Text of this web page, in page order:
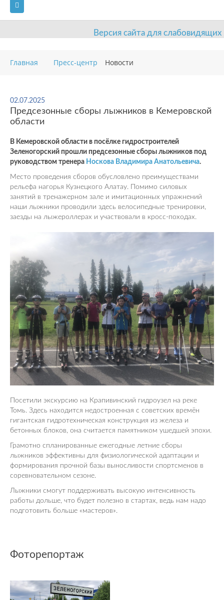
Версия сайта для слабовидящих
ГЛАВНАЯ
ВИДЫ СПОРТА
ОБЪЕКТЫ
ОЦЕНКА КАЧЕСТВА ОБРАЗОВАНИЯ ВАКАНСИИ
ПЛАТНЫЕ УСЛУГИ КОНТАКТЫ
Главная Пресс-центр Новости
02.07.2025
Предсезонные сборы лыжников в Кемеровской
области
В Кемеровской области в посёлке гидростроителей
Зеленогорский прошли предсезонные сборы лыжников под
руководством тренера Носкова Владимира Анатольевича.
Место проведения сборов обусловлено преимуществами
рельефа нагорья Кузнецкого Алатау. Помимо силовых
занятий в тренажерном зале и имитационных упражнений
наши лыжники проводили здесь велосипедные тренировки,
заезды на лыжероллерах и участвовали в кросс-походах.
Посетили экскурсию на Крапивинский гидроузел на реке
Томь. Здесь находится недостроенная с советских времён
гигантская гидротехническая конструкция из железа и
бетонных блоков, она считается памятником ушедшей эпохи.
Грамотно спланированные ежегодные летние сборы
лыжников эффективны для физиологической адаптации и
формирования прочной базы выносливости спортсменов в
соревновательном сезоне.
Лыжники смогут поддерживать высокую интенсивность
работы дольше, что будет полезно в стартах, ведь нам надо
подготовить больше «мастеров».
Фоторепортаж